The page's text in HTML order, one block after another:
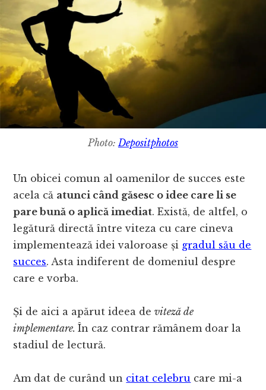
Photo:Depositphotos
Un obicei comun al oamenilor de succes este
acela că atunci când găsesc o idee care li se
pare bună o aplică imediat. Există, de altfel, o
legătură directă între viteza cu care cineva
implementează idei valoroase și gradul său de
succes. Asta indiferent de domeniul despre
care e vorba.
Și de aici a apărut ideea deviteză de
implementare.În caz contrar rămânem doar la
stadiul de lectură.
Am dat de curând un citat celebru care mi-a